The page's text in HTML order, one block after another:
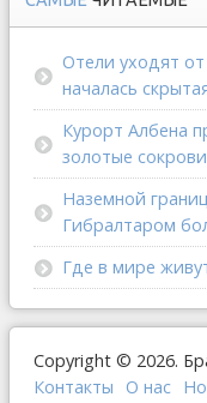
Отели уходят
началась
Курорт Албена
золотые
Наземной
Гибралтаром
Где в мире
Copyright © 2026.
Контакты
О наc